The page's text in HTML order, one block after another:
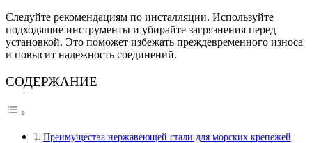
Следуйте рекомендациям по инсталляции. Используйте
подходящие инструменты и убирайте загрязнения перед
установкой. Это поможет избежать преждевременного износа
и повысит надежность соединений.
СОДЕРЖАНИЕ
Преимущества нержавеющей стали для морских крепежей